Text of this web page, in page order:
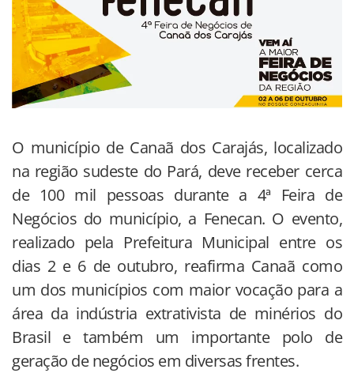
O município de Canaã dos Carajás, localizado
na região sudeste do Pará, deve receber cerca
de 100 mil pessoas durante a 4ª Feira de
Negócios do município, a Fenecan. O evento,
realizado pela Prefeitura Municipal entre os
dias 2 e 6 de outubro, reafirma Canaã como
um dos municípios com maior vocação para a
área da indústria extrativista de minérios do
Brasil e também um importante polo de
geração de negócios em diversas frentes.